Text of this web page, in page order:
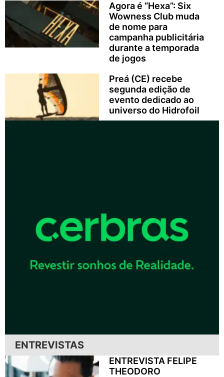
Agora é “Hexa”: Six
Wowness Club muda
de nome para
campanha publicitária
durante a temporada
de jogos
Preá (CE) recebe
segunda edição de
evento dedicado ao
universo do Hidrofoil
ENTREVISTAS
ENTREVISTA FELIPE
THEODORO